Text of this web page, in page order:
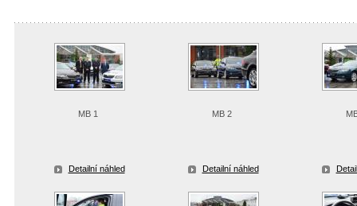
MB 1
Detailní náhled
MB 2
Detailní náhled